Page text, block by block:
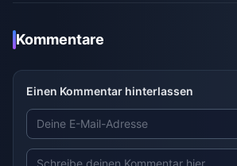
Kommentare
Einen Kommentar hinterlassen